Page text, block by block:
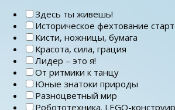
Здесь ты живешь!
Историческое фехтование
Кисти, ножницы, бумага
Красота, сила, грация
Лидер – это я!
От ритмики к танцу
Юные знатоки природы
Разноцветный мир
Робототехника. LEGO-